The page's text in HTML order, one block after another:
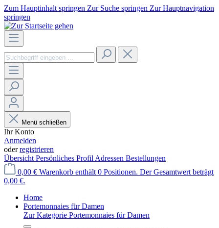
Zum Hauptinhalt springen Zur Suche springen Zur Hauptnavigation
springen
Menü schließen
Ihr Konto
Anmelden
oderregistrieren
Übersicht Persönliches Profil Adressen Bestellungen
0,00 € Warenkorb enthält 0 Positionen. Der Gesamtwert beträgt
0,00 €.
Home
Portemonnaies für Damen
Zur Kategorie Portemonnaies für Damen